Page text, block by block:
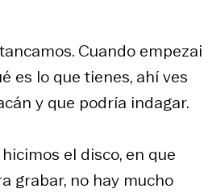
Cuando empezai
es lo que tienes, ahí ves
y que podría indagar.
el disco, en que
grabar, no hay mucho